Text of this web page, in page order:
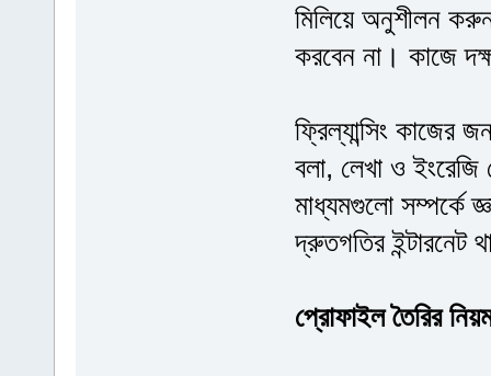
মিলিয়ে অনুশীলন
করবেন না। কাজে
ফ্রিল্যান্সিং কাজের
বলা, লেখা ও
মাধ্যমগুলো সম্পর্কে
দ্রুতগতির ইন্টারনেট
প্রোফাইল তৈরির